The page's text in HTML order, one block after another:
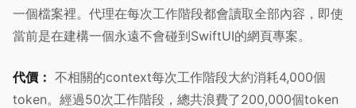
一個檔案裡。代理在每次工作階段都會讀取全部內容，即使
當前是在建構一個永遠不會碰到SwiftUI的網頁專案。
代價： 不相關的context每次工作階段大約消耗4,000個
token。經過50次工作階段，總共浪費了200,000個token